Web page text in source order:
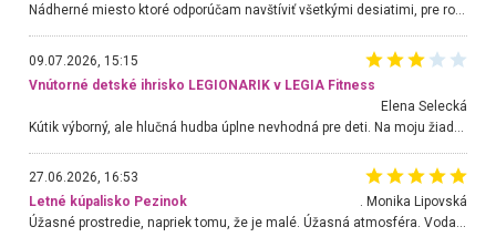
Nádherné miesto ktoré odporúčam navštíviť všetkými desiatimi, pre rodiny s deťmi, dôchodcom... Proste a jednoducho ozaj rozprávkový les.. určite ešte prídeme. Odniesli sme si na pamiatku krásne tričká,
09.07.2026, 15:15
Vnútorné detské ihrisko LEGIONARIK v LEGIA Fitness
Elena Selecká
27.06.2026, 16:53
Letné kúpalisko Pezinok
. Monika Lipovská
Úžasné prostredie, napriek tomu, že je malé. Úžasná atmosféra. Voda fantastická a nádherná. Ľudí je pomerne veľa, ale su mili a ohľaduplní. Je veľmi zaujímavé sledovať, ako dokážu spolu športovať cudzí ľudia a bez ohľadu na vek. Vládne tu pohoda. Vnuka neviem dostať z vody. Ďakujem za krásny deň . Urcite sa sem vrátim. Jediný problém je s parkovaním, ale aj ten sa mi podarilo vyriešiť. Monika Bratislava